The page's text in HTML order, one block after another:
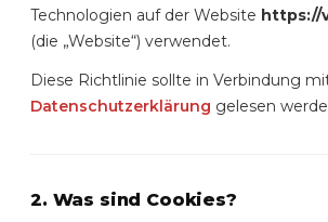
Technologien auf der Website https://
(die „Website“) verwendet.
Diese Richtlinie sollte in Verbindung
Datenschutzerklärung gelesen
2. Was sind Cookies?